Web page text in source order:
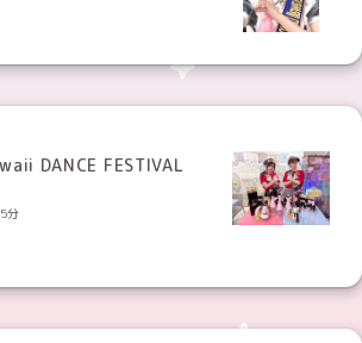
DANCE FESTIVAL
分